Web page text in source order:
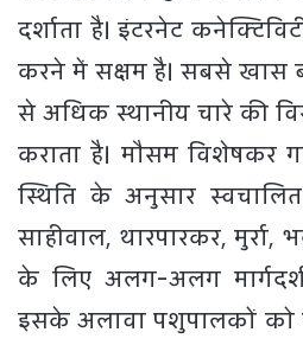
दर्शाता है। इंटरनेट
करने में सक्षम है। सबसे खास
से अधिक स्थानीय चारे की
कराता है। मौसम विशेषकर
स्थिति के अनुसार
साहीवाल, थारपारकर,
के लिए अलग-अलग
इसके अलावा पशुपालकों को